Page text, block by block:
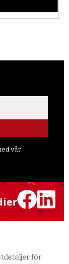
vår
för